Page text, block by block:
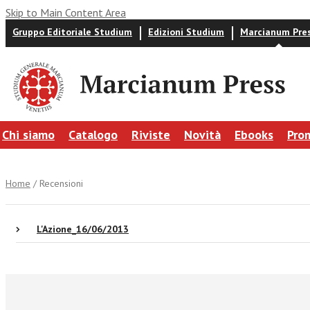
Skip to Main Content Area
Gruppo Editoriale Studium Edizioni Studium Marcianum
Chi siamo Catalogo Riviste Novità Ebooks
Home / Recensioni
L'Azione_16/06/2013